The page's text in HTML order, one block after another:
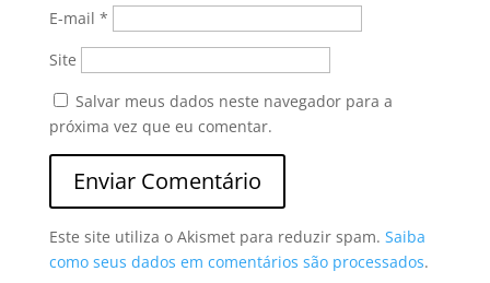
E-mail *
Site
Salvar meus dados neste navegador para a
próxima vez que eu comentar.
Este site utiliza o Akismet para reduzir spam. Saiba
como seus dados em comentários são processados.